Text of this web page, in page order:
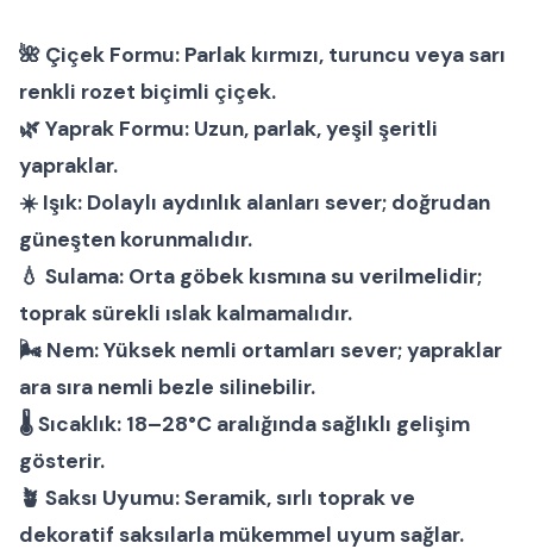
🌺 Çiçek Formu: Parlak kırmızı, turuncu veya sarı
renkli rozet biçimli çiçek.
🌿Yaprak Formu: Uzun, parlak, yeşil şeritli
yapraklar.
☀️ Işık: Dolaylı aydınlık alanları sever; doğrudan
güneşten korunmalıdır.
💧 Sulama: Orta göbek kısmına su verilmelidir;
toprak sürekli ıslak kalmamalıdır.
🌬 Nem:Yüksek nemli ortamları sever; yapraklar
ara sıra nemli bezle silinebilir.
🌡Sıcaklık: 18–28°C aralığında sağlıklı gelişim
gösterir.
🪴 Saksı Uyumu:Seramik, sırlı toprak ve
dekoratif saksılarla mükemmel uyum sağlar.